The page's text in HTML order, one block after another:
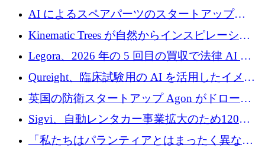
2026 年上半期がヨーロッパのテクノロジーに
ついて語ること
AI によるスペアパーツのスタートアップ
Intropy が 1,100 万ドルを調達
Kinematic Trees が自然からインスピレーショ
ンを得たロボット ソフトウェアを拡張するた
めに 58 万 5,000 ポンドを調達
Legora、2026 年の 5 回目の買収で法律 AI ス
タートアップ Wexler を買収
Qureight、臨床試験用の AI を活用したイメー
ジング プラットフォームを拡張するためにシ
リーズ B で 2,000 万ドルを確保
英国の防衛スタートアップ Agon がドローン
攻撃に対抗する仮想戦場を構築、3,000 万ドル
を調達
Sigvi、自動レンタカー事業拡大のため120万
ユーロを調達
「私たちはパランティアとはまったく異なる